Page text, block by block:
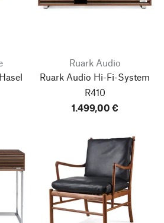
Ruark Audio
Ruark Audio Hi-Fi-System
R410
1.499,00 €